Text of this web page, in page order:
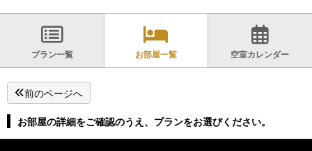
プラン一覧 お部屋一覧 空室カレンダー
前のページへ
お部屋の詳細をご確認のうえ、プランをお選びください。